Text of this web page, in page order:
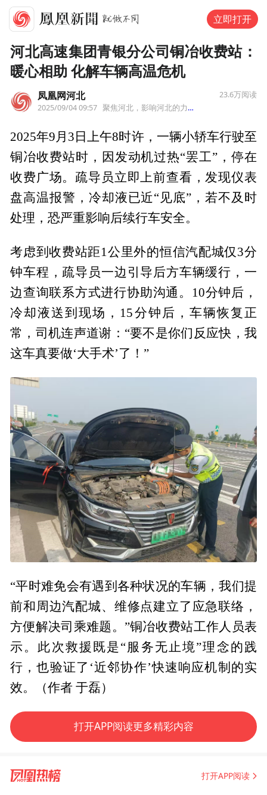
立即打开
河北高速集团青银分公司铜冶收费站：
暖心相助 化解车辆高温危机
凤凰网河北
2025/09/04 09:57 聚焦河北，影响河北的力量。
23.6万阅读
2025年9月3日上午8时许，一辆小轿车行驶至
铜冶收费站时，因发动机过热“罢工”，停在
收费广场。疏导员立即上前查看，发现仪表
盘高温报警，冷却液已近“见底”，若不及时
处理，恐严重影响后续行车安全。
考虑到收费站距1公里外的恒信汽配城仅3分
钟车程，疏导员一边引导后方车辆缓行，一
边查询联系方式进行协助沟通。10分钟后，
冷却液送到现场，15分钟后，车辆恢复正
常，司机连声道谢：“要不是你们反应快，我
这车真要做‘大手术’了！”
“平时难免会有遇到各种状况的车辆，我们提
前和周边汽配城、维修点建立了应急联络，
方便解决司乘难题。”铜冶收费站工作人员表
示。此次救援既是“服务无止境”理念的践
行，也验证了‘近邻协作’快速响应机制的实
效。（作者 于磊）
打开APP阅读更多精彩内容
打开APP阅读